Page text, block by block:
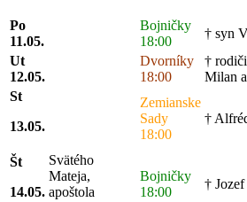
Po
11.05.
Bojničky
18:00
† syn
Ut
12.05.
Dvorníky
18:00
†
Milan
St
13.05.
Zemianske
Sady
18:00
†
Št
14.05.
Svätého
Mateja,
apoštola
Bojničky
18:00
†